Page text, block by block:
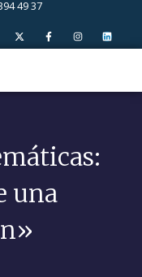
49 37
una